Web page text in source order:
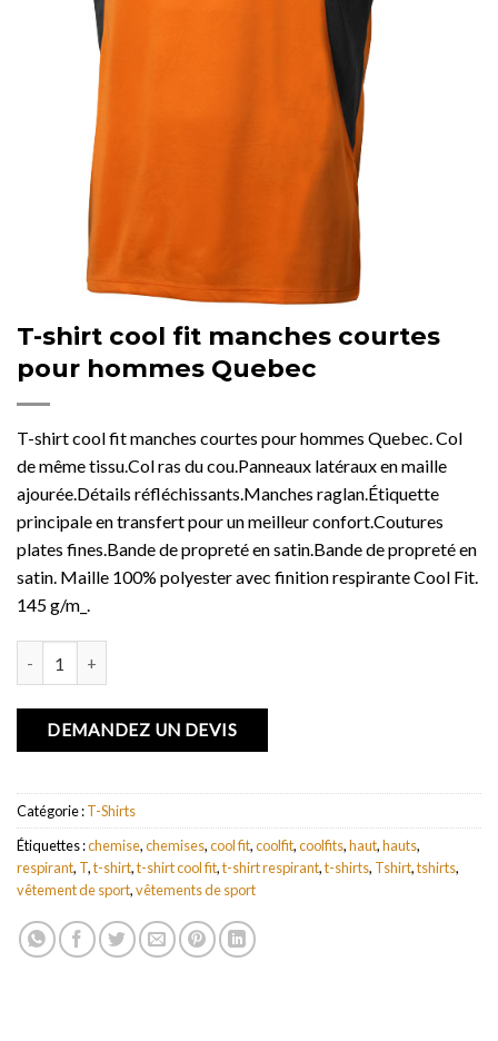
T-shirt cool fit manches courtes
pour hommes Quebec
T-shirt cool fit manches courtes pour hommes Quebec. Col
de même tissu.Col ras du cou.Panneaux latéraux en maille
ajourée.Détails réfléchissants.Manches raglan.Étiquette
principale en transfert pour un meilleur confort.Coutures
plates fines.Bande de propreté en satin.Bande de propreté en
satin. Maille 100% polyester avec finition respirante Cool Fit.
145 g/m_.
DEMANDEZ UN DEVIS
Catégorie :T-Shirts
Étiquettes :chemise,chemises,cool fit,coolfit,coolfits,haut,hauts,
respirant, T,t-shirt,t-shirt cool fit,t-shirt respirant,t-shirts, Tshirt,tshirts,
vêtement de sport,vêtements de sport